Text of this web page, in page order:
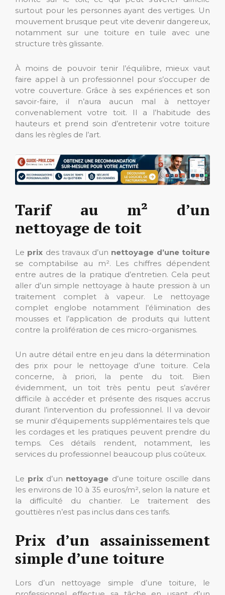
surtout pour les personnes ayant des vertiges. Un
mouvement brusque peut vite devenir dangereux,
notamment sur une toiture en tuile avec une
structure très glissante.
À moins de pouvoir tenir l’équilibre, mieux vaut
faire appel à un professionnel pour s’occuper de
votre couverture. Grâce à ses expériences et son
savoir-faire, il n’aura aucun mal à nettoyer
convenablement votre toit. Il a l’habitude des
hauteurs et prend soin d’entretenir votre toiture
dans les règles de l’art.
Tarif au m² d’un
nettoyage de toit
Le prix des travaux d’un nettoyage d’une toiture
se comptabilise au m². Les chiffres dépendent
entre autres de la pratique d’entretien. Cela peut
aller d’un simple nettoyage à haute pression à un
traitement complet à vapeur. Le nettoyage
complet englobe notamment l’élimination des
mousses et l’application de produits qui luttent
contre la prolifération de ces micro-organismes.
Un autre détail entre en jeu dans la détermination
des prix pour le nettoyage d’une toiture. Cela
concerne, à priori, la pente du toit. Bien
évidemment, un toit très pentu peut s’avérer
difficile à accéder et présente des risques accrus
durant l’intervention du professionnel. Il va devoir
se munir d’équipements supplémentaires tels que
les cordages et les pratiques peuvent prendre du
temps. Ces détails rendent, notamment, les
services du professionnel beaucoup plus coûteux.
Le prix d’un nettoyage d’une toiture oscille dans
les environs de 10 à 35 euros/m², selon la nature et
la difficulté du chantier. Le traitement des
gouttières n’est pas inclus dans ces tarifs.
Prix d’un assainissement
simple d’une toiture
Lors d’un nettoyage simple d’une toiture, le